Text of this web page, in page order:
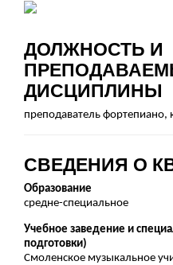
ДОЛЖНОСТЬ И
ДИСЦИПЛИНЫ
преподаватель фортепиано,
СВЕДЕНИЯ О
Образование
средне-специальное
Учебное заведение и
подготовки)
Смоленское музыкальное